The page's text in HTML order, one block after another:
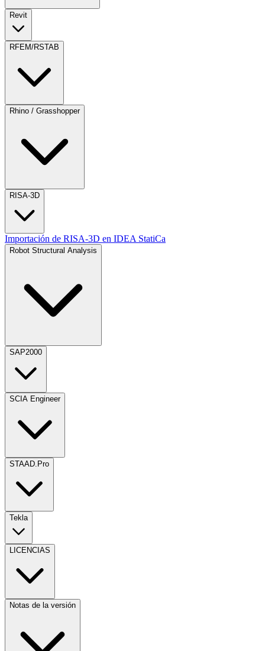
Revit
RFEM/RSTAB
Rhino / Grasshopper
RISA-3D
Importación de RISA-3D en IDEA StatiCa
Robot Structural Analysis
SAP2000
SCIA Engineer
STAAD.Pro
Tekla
LICENCIAS
Notas de la versión